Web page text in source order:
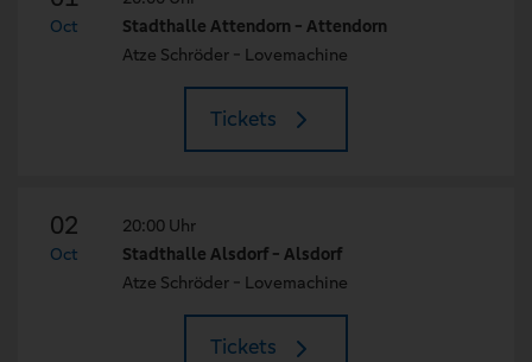
Oct
Stadthalle Attendorn - Attendorn
Atze Schröder - Lovemachine
Tickets
02
Oct
20:00 Uhr
Stadthalle Alsdorf - Alsdorf
Atze Schröder - Lovemachine
Tickets